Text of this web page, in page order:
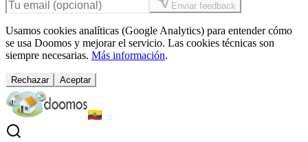
Enviar feedback
Usamos cookies analíticas (Google Analytics) para entender cómo
se usa Doomos y mejorar el servicio. Las cookies técnicas son
siempre necesarias. Más información.
Rechazar Aceptar